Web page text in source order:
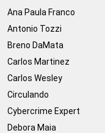
Ana Paula Franco
Antonio Tozzi
Breno DaMata
Carlos Martinez
Carlos Wesley
Circulando
Cybercrime Expert
Debora Maia